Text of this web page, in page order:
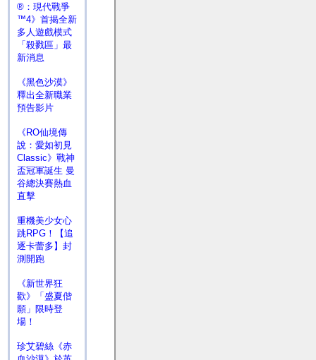
®：現代戰爭
™4》首揭全新
多人遊戲模式
「殺戮區」最
新消息
《黑色沙漠》
釋出全新職業
預告影片
《RO仙境傳
說：愛如初見
Classic》戰神
盃冠軍誕生 曼
谷總決賽熱血
直擊
重機美少女心
跳RPG！【追
逐卡蕾多】封
測開跑
《新世界狂
歡》「盛夏偕
願」限時登
場！
珍艾碧絲《赤